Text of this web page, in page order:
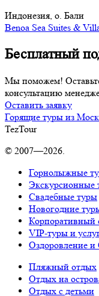
Индонезия, о. Бали
Benoa Sea Suites &
Бесплатный
Мы поможем!
консультацию
Оставить заявку
Горящие туры из
TezTour
© 2007—2026.
Горнолыжные
Экскурсионные
Свадебные туры
Новогодние
Корпоративный
VIP-туры и
Оздоровление и
Пляжный отдых
Отдых на
Отдых с детьми